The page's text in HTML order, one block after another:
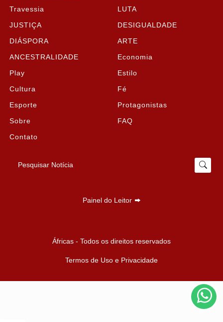
Travessia LUTA
JUSTIÇA DESIGUALDADE
DIÁSPORA ARTE
ANCESTRALIDADE Economia
Play Estilo
Cultura Fé
Esporte Protagonistas
Sobre FAQ
Contato
Pesquisar Notícia
Painel do Leitor
Áfricas - Todos os direitos reservados
Termos de Uso e Privacidade
Esse site utiliza cookies para melhorar sua experiência
que você concorda com nossos Termos de Uso e
ACESSE NOSSOS TERMOS